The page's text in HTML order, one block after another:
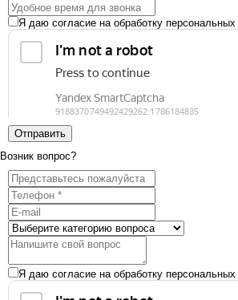
Я даю согласие на обработку персональных
Отправить
Возник вопрос?
Я даю согласие на обработку персональных